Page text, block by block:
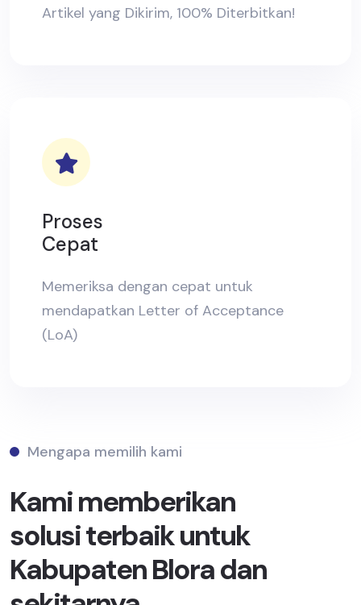
Artikel yang Dikirim, 100% Diterbitkan!
Proses
Cepat
Memeriksa dengan cepat untuk
mendapatkan Letter of Acceptance
(LoA)
Mengapa memilih kami
Kami memberikan
solusi terbaik untuk
Kabupaten Blora dan